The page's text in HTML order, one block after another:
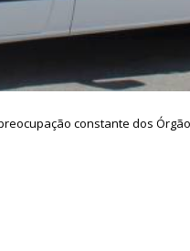
constante dos